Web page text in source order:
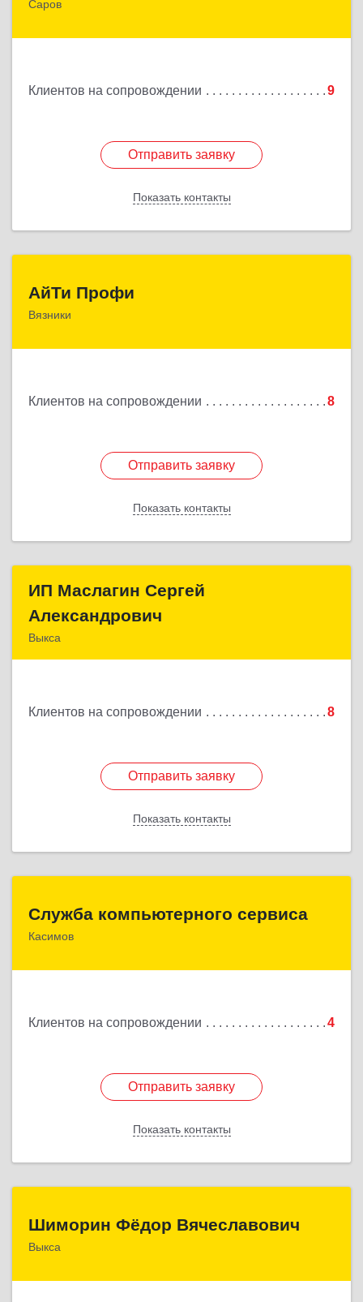
Саров
Клиентов на сопровождении 9
Отправить заявку
Показать контакты
607190, Нижегородская обл, Саров г, Куйбышева
Отправить заявку
Назад
АйТи Профи
Вязники
Клиентов на сопровождении 8
Отправить заявку
Показать контакты
Отправить заявку
Назад
ИП Маслагин Сергей
Александрович
Выкса
Клиентов на сопровождении 8
Отправить заявку
Показать контакты
ИП Маслагин Сергей
Подробнее
Отправить заявку
Назад
Служба компьютерного сервиса
Касимов
Клиентов на сопровождении 4
Отправить заявку
Показать контакты
391300, Рязанская обл., г.Касимов, ул.Советская
Отправить заявку
Назад
Шиморин Фёдор Вячеславович
Выкса